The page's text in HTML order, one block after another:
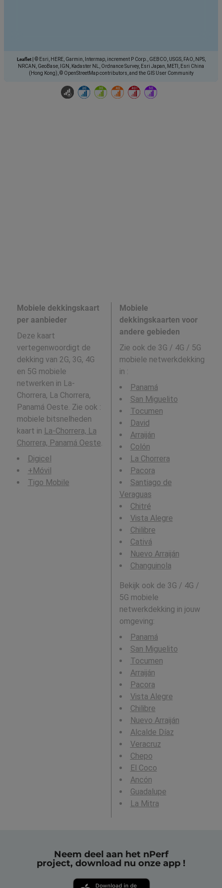
Leaflet
© Esri, HERE, Garmin, Intermap, increment P Corp., GEBCO, USGS, FAO, NPS,
NRCAN, GeoBase, IGN, Kadaster NL, Ordnance Survey, Esri Japan, METI, Esri China
(Hong Kong), © OpenStreetMap contributors, and the GIS User Community
Mobiele dekkingskaart
per aanbieder
Deze kaart
vertegenwoordigt de
dekking van 2G, 3G, 4G
en 5G mobiele
netwerken in La-
Chorrera, La Chorrera,
Panamá Oeste. Zie ook :
mobiele bitsnelheden
kaart in La-Chorrera, La
Chorrera, Panamá Oeste
Digicel
+Móvil
Tigo Mobile
Mobiele
dekkingskaarten voor
andere gebieden
Zie ook de 3G / 4G / 5G
mobiele netwerkdekking
in :
Panamá
San Miguelito
Tocumen
David
Arraiján
Colón
La Chorrera
Pacora
Santiago de
Veraguas
Chitré
Vista Alegre
Chilibre
Cativá
Nuevo Arraiján
Changuinola
Bekijk ook de 3G / 4G /
5G mobiele
netwerkdekking in jouw
omgeving:
Panamá
San Miguelito
Tocumen
Arraiján
Pacora
Vista Alegre
Chilibre
Nuevo Arraiján
Alcalde Díaz
Veracruz
Chepo
El Coco
Ancón
Guadalupe
La Mitra
Neem deel aan het nPerf
project, download nu onze app !